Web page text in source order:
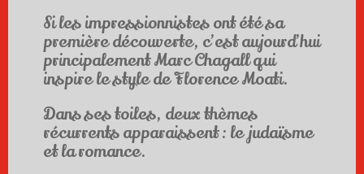
Si les impressionnistes ont été sa
première découverte, c’est aujourd’hui
principalement Marc Chagall qui
inspire le style de Florence Moati.
Dans ses toiles, deux thèmes
récurrents apparaissent : le judaïsme
et la romance.